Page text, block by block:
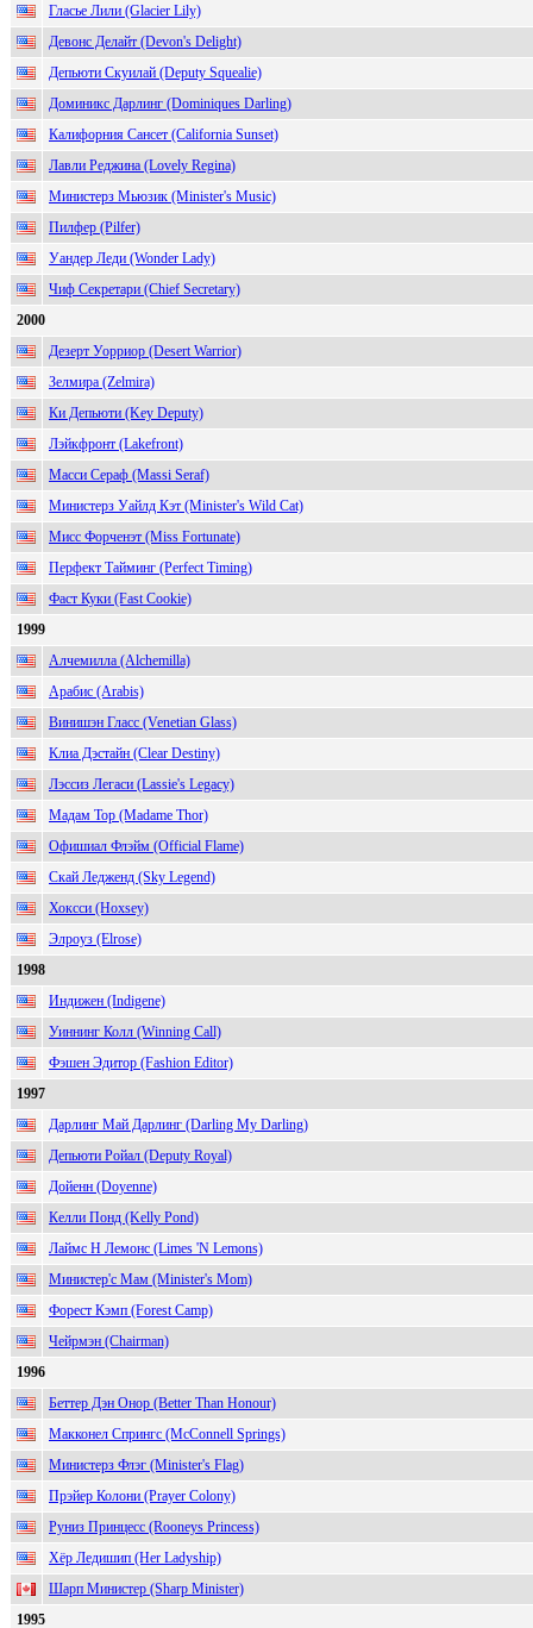
Гласье Лили (Glacier Lily)
Девонс Делайт (Devon's Delight)
Депьюти Скуилай (Deputy Squealie)
Доминикс Дарлинг (Dominiques Darling)
Калифорния Сансет (California Sunset)
Лавли Реджина (Lovely Regina)
Министерз Мьюзик (Minister's Music)
Пилфер (Pilfer)
Уандер Леди (Wonder Lady)
Чиф Секретари (Chief Secretary)
2000
Дезерт Уорриор (Desert Warrior)
Зелмира (Zelmira)
Ки Депьюти (Key Deputy)
Лэйкфронт (Lakefront)
Масси Сераф (Massi Seraf)
Министерз Уайлд Кэт (Minister's Wild Cat)
Мисс Форченэт (Miss Fortunate)
Перфект Тайминг (Perfect Timing)
Фаст Куки (Fast Cookie)
1999
Алчемилла (Alchemilla)
Арабис (Arabis)
Винишэн Гласс (Venetian Glass)
Клиа Дэстайн (Clear Destiny)
Лэссиз Легаси (Lassie's Legacy)
Мадам Тор (Madame Thor)
Офишиал Флэйм (Official Flame)
Скай Ледженд (Sky Legend)
Хоксси (Hoxsey)
Элроуз (Elrose)
1998
Индижен (Indigene)
Уиннинг Колл (Winning Call)
Фэшен Эдитор (Fashion Editor)
1997
Дарлинг Май Дарлинг (Darling My Darling)
Депьюти Ройал (Deputy Royal)
Дойенн (Doyenne)
Келли Понд (Kelly Pond)
Лаймс Н Лемонс (Limes 'N Lemons)
Министер'с Мам (Minister's Mom)
Форест Кэмп (Forest Camp)
Чейрмэн (Chairman)
1996
Беттер Дэн Онор (Better Than Honour)
Макконел Спрингс (McConnell Springs)
Министерз Флэг (Minister's Flag)
Прэйер Колони (Prayer Colony)
Руниз Принцесс (Rooneys Princess)
Хёр Ледишип (Her Ladyship)
Шарп Министер (Sharp Minister)
1995